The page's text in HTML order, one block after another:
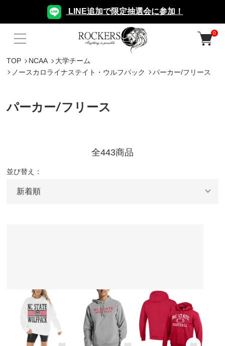
LINE追加で限定抽選会に参加！
0
TOP NCAA
大学チーム
ノースカロライナステイト・ウルフパック
パーカー/フリース
パーカー/フリース
全443商品
並び替え：